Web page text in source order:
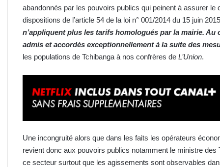
abandonnés par les pouvoirs publics qui peinent à assurer
dispositions de l’article 54 de la loi n° 001/2014 du 15 juin
n’appliquent plus les tarifs homologués par la mairie.
admis et accordés exceptionnellement à la suite des
les populations de Tchibanga à nos confrères de L’Union.
Une incongruité alors que dans les faits les opérateurs
revient donc aux pouvoirs publics notamment le ministre des
ce secteur surtout que les agissements sont observables